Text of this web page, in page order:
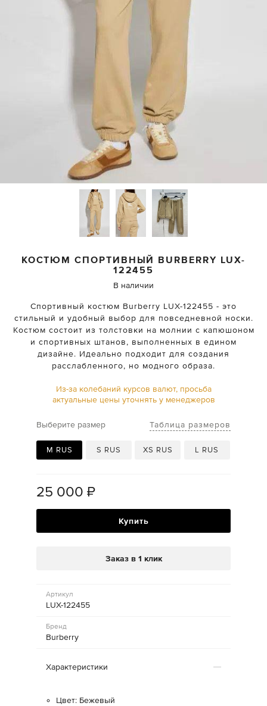
КОСТЮМ СПОРТИВНЫЙ BURBERRY LUX-
122455
В наличии
Спортивный костюм Burberry LUX-122455 - это
стильный и удобный выбор для повседневной носки.
Костюм состоит из толстовки на молнии с капюшоном
и спортивных штанов, выполненных в едином
дизайне. Идеально подходит для создания
расслабленного, но модного образа.
Из-за колебаний курсов валют, просьба
актуальные цены уточнять у менеджеров
Выберите размер Таблица размеров
M RUS S RUS XS RUS L RUS
25 000 ₽
Купить
Заказ в 1 клик
Артикул
LUX-122455
Бренд
Burberry
Характеристики
Цвет: Бежевый